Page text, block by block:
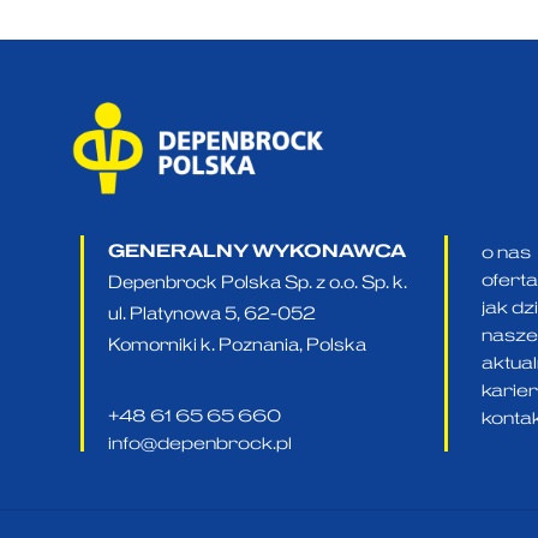
GENERALNY WYKONAWCA
Depenbrock Polska Sp. z o.o. Sp. k.
ul. Platynowa 5, 62-052
Komorniki k. Poznania, Polska
+48 61 65 65 660
info@depenbrock.pl
o nas
oferta
jak